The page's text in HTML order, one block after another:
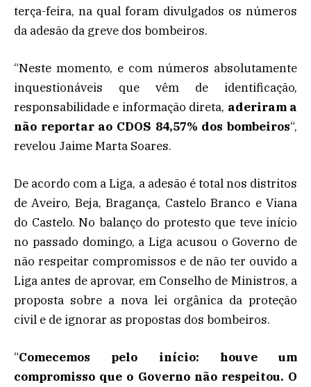
terça-feira, na qual foram divulgados os números
da adesão da greve dos bombeiros.
“Neste momento, e com números absolutamente
inquestionáveis que vêm de identificação,
responsabilidade e informação direta, aderiram a
não reportar ao CDOS 84,57% dos bombeiros“,
revelou Jaime Marta Soares.
De acordo com a Liga, a adesão é total nos distritos
de Aveiro, Beja, Bragança, Castelo Branco e Viana
do Castelo. No balanço do protesto que teve início
no passado domingo, a Liga acusou o Governo de
não respeitar compromissos e de não ter ouvido a
Liga antes de aprovar, em Conselho de Ministros, a
proposta sobre a nova lei orgânica da proteção
civil e de ignorar as propostas dos bombeiros.
“Comecemos pelo início: houve um
compromisso que o Governo não respeitou. O